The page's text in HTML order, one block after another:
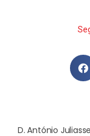
D. António